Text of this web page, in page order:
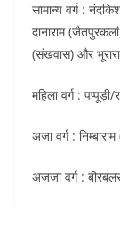
सामान्य वर्ग :
दानाराम
(संखवास) और
महिला वर्ग :
अजा वर्ग : निम्बाराम
अजजा वर्ग :